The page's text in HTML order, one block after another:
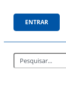
ENTRAR